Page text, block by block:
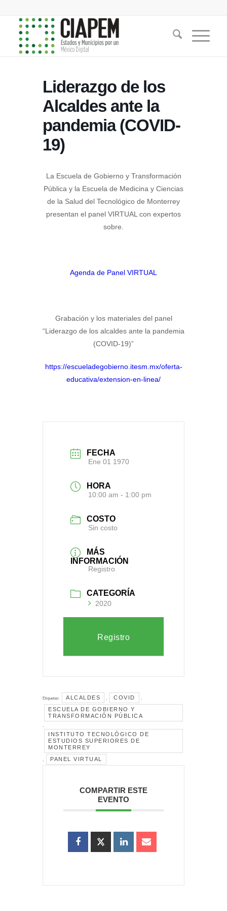
Liderazgo de los
Alcaldes ante la
pandemia (COVID-
19)
La Escuela de Gobierno y Transformación
Pública y la Escuela de Medicina y Ciencias
de la Salud del Tecnológico de Monterrey
presentan el panel VIRTUAL con expertos
sobre.
Agenda de Panel VIRTUAL
Grabación y los materiales del panel
“Liderazgo de los alcaldes ante la pandemia
(COVID-19)”
https://escueladegobierno.itesm.mx/oferta-
educativa/extension-en-linea/
FECHA
Ene 01 1970
HORA
10:00 am - 1:00 pm
COSTO
Sin costo
MÁS
INFORMACIÓN
Registro
CATEGORÍA
2020
Registro
Etiquetas: ALCALDES , COVID ,
ESCUELA DE GOBIERNO Y
TRANSFORMACIÓN PÚBLICA
,
INSTITUTO TECNOLÓGICO DE
ESTUDIOS SUPERIORES DE
MONTERREY
, PANEL VIRTUAL
COMPARTIR ESTE
EVENTO